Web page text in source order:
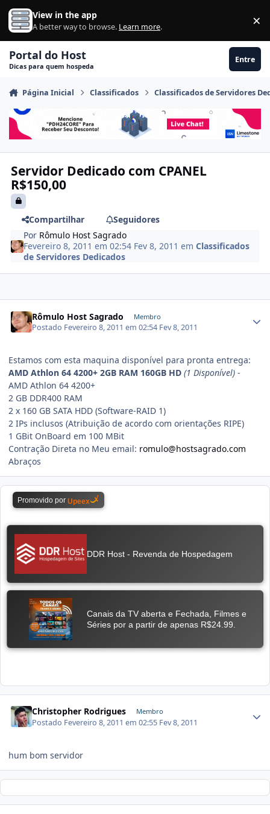
Ir para conteúdo
View in the app
A better way to browse. Learn more. ×
Portal do Host
Dicas para quem hospeda
Entre
Página Inicial Classificados Classificados de Servidores
Servidor Dedicado com CPANEL
R$150,00
Compartilhar
Seguidores
Por Rômulo Host Sagrado
Fevereiro 8, 2011 em 02:54 Fev 8, 2011 emClassificados
de Servidores Dedicados
Rômulo Host Sagrado Membro
Postado Fevereiro 8, 2011 em 02:54 Fev 8, 2011
Estamos com esta maquina disponível para pronta entrega:
AMD Athlon 64 4200+ 2GB RAM 160GB HD (1 Disponível) -
AMD Athlon 64 4200+
2 GB DDR400 RAM
2 x 160 GB SATA HDD (Software-RAID 1)
2 IPs inclusos (Atribuição de acordo com orientações RIPE)
1 GBit OnBoard em 100 MBit
Contração Direta no Meu email: romulo@hostsagrado.com
Abraços
Christopher Rodrigues Membro
Postado Fevereiro 8, 2011 em 02:55 Fev 8, 2011
hum bom servidor